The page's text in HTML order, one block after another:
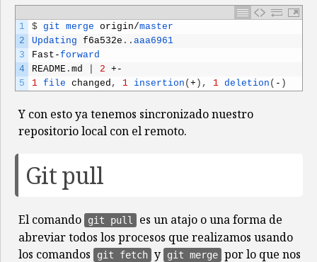
1
2
3
4
5
$ git merge origin/master
Updating f6a532e . . aaa6961
Fast -forward
README . md 2 +-
1 file changed , 1 insertion (+ ) , 1 deletion ( - )
Y con esto ya tenemos sincronizado nuestro
repositorio local con el remoto.
Git pull
El comando git pull
es un atajo o una forma de
abreviar todos los procesos que realizamos usando
los comandos
git fetch y git merge por lo que nos